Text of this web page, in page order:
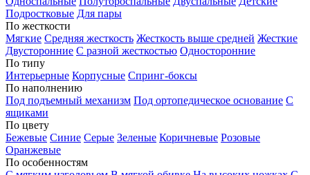
Подростковые Для пары
По жесткости
Мягкие Средняя жесткость Жесткость выше средней Жесткие
Двусторонние С разной жесткостью Односторонние
По типу
Интерьерные Корпусные Спринг-боксы
По наполнению
Под подъемный механизм Под ортопедическое основание С
ящиками
По цвету
Бежевые Синие Серые Зеленые Коричневые Розовые
Оранжевые
По особенностям